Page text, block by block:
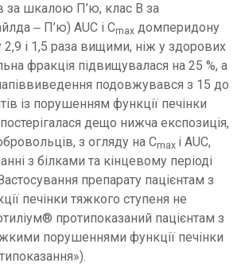
за шкалою П’ю, клас В за
‒ П’ю) AUC і Cmax домперидону
2,9 і 1,5 раза вищими, ніж у здорових
фракція підвищувалася на 25 %, а
подовжувався з 15 до
із порушенням функції печінки
дещо нижча експозиція,
з огляду на Cmax і AUC,
з білками та кінцевому періоді
препарату пацієнтам з
печінки тяжкого ступеня не
протипоказаний пацієнтам з
порушеннями функції печінки